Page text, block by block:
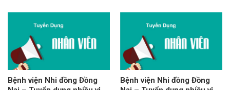
Bệnh viện Nhi đồng Đồng
Bệnh viện Nhi đồng Đồng